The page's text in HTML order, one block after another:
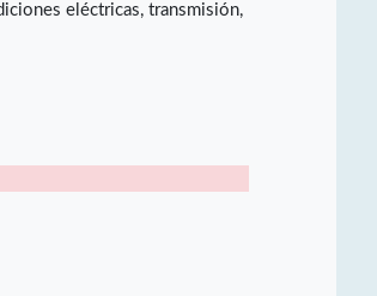
eléctricas, transmisión,